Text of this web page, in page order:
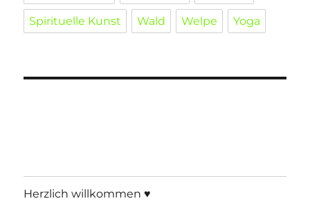
Spirituelle Kunst Wald Welpe Yoga
Herzlich willkommen ♥